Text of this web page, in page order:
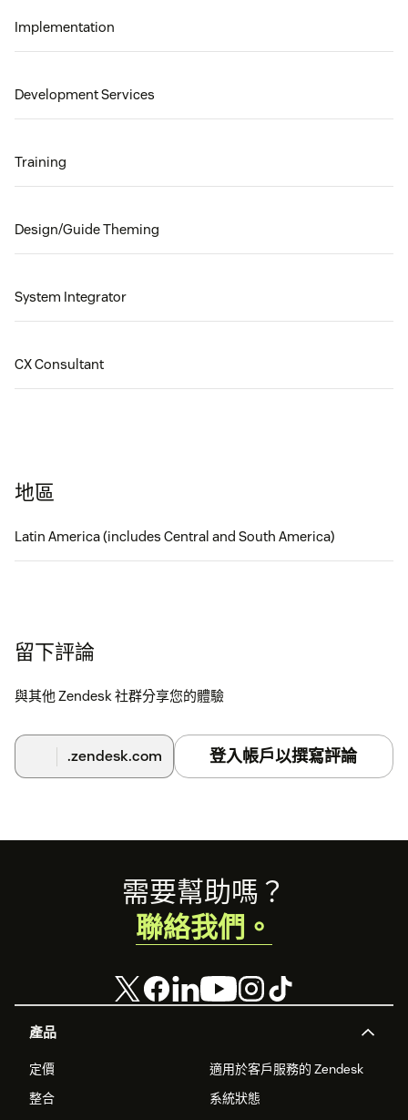
Implementation
Development Services
Training
Design/Guide Theming
System Integrator
CX Consultant
地區
Latin America (includes Central and South America)
留下評論
與其他 Zendesk 社群分享您的體驗
.zendesk.com 登入帳戶以撰寫評論
產品
定價
適用於客戶服務的 Zendesk
整合
系統狀態
需要幫助嗎？
聯絡我們。